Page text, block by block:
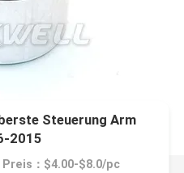
Steuerung Arm
2015
Preis：$4.00-$8.0/pc